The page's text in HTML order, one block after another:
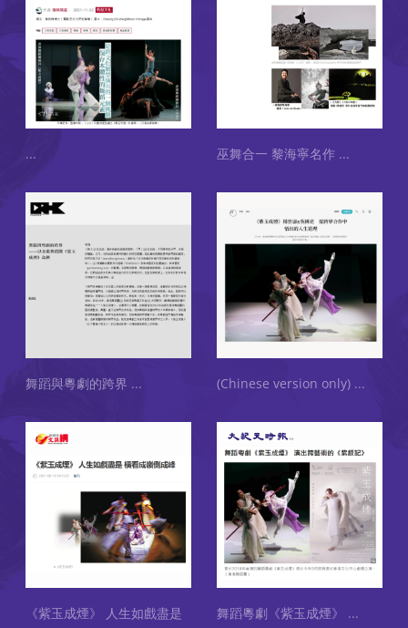
... 巫舞合一 黎海寧名作 ...
舞蹈與粵劇的跨界 ... (Chinese version only) ...
《紫玉成煙》 人生如戲盡是
舞蹈粵劇《紫玉成煙》 ...